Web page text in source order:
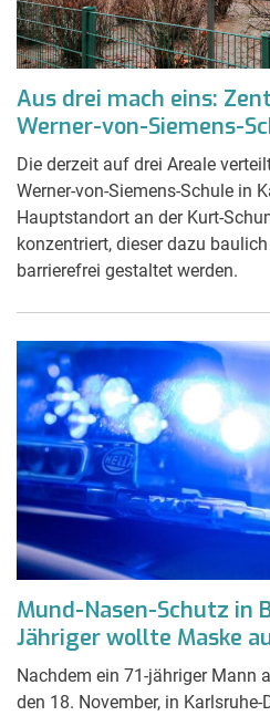
Aus drei mach eins:
Werner-von-Siemens-
Die derzeit auf drei Areale
Werner-von-Siemens-Schule in
Hauptstandort an der Kurt-
konzentriert, dieser dazu
barrierefrei gestaltet werden.
Mund-Nasen-Schutz in
Jähriger wollte Maske
Nachdem ein 71-jähriger Mann
den 18. November, in